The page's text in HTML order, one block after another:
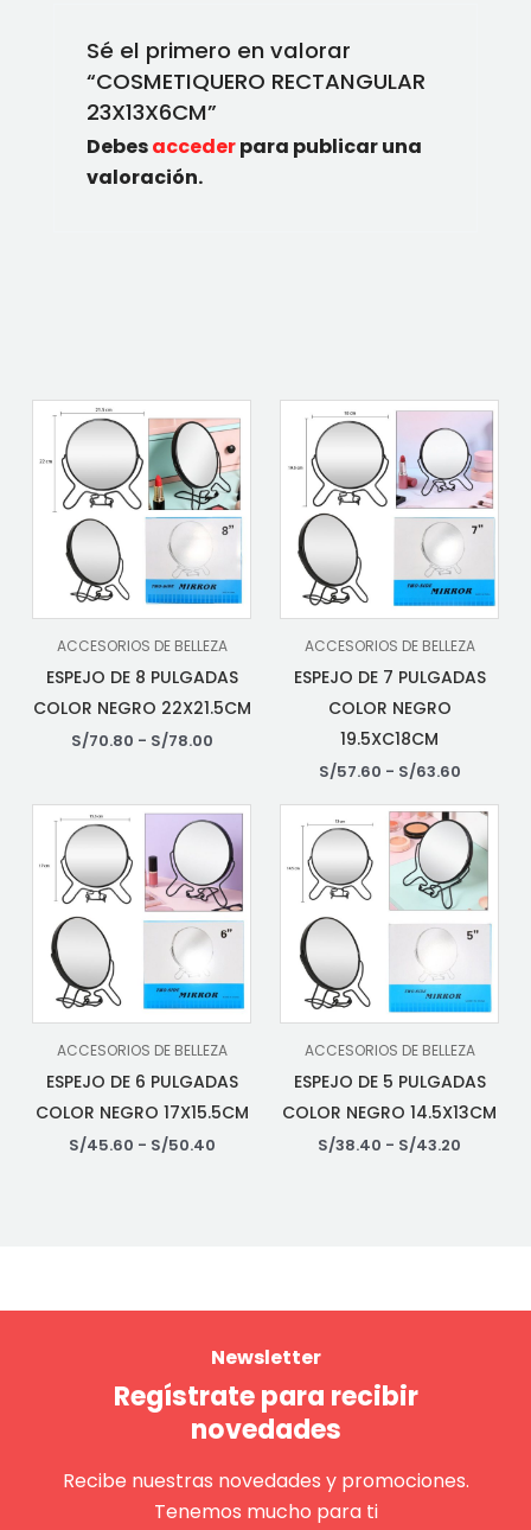
Sé el primero en valorar
“COSMETIQUERO RECTANGULAR
23X13X6CM”
Debesaccederpara publicar una
valoración.
ACCESORIOS DE BELLEZA
ESPEJO DE 8 PULGADAS
COLOR NEGRO 22X21.5CM
S/70.80 - S/78.00
ACCESORIOS DE BELLEZA
ESPEJO DE 7 PULGADAS
COLOR NEGRO
19.5XC18CM
S/57.60 - S/63.60
ACCESORIOS DE BELLEZA
ESPEJO DE 6 PULGADAS
COLOR NEGRO 17X15.5CM
S/45.60 - S/50.40
ACCESORIOS DE BELLEZA
ESPEJO DE 5 PULGADAS
COLOR NEGRO 14.5X13CM
S/38.40 - S/43.20
Newsletter
Regístrate para recibir
novedades
Recibe nuestras novedades y promociones.
Tenemos mucho para ti